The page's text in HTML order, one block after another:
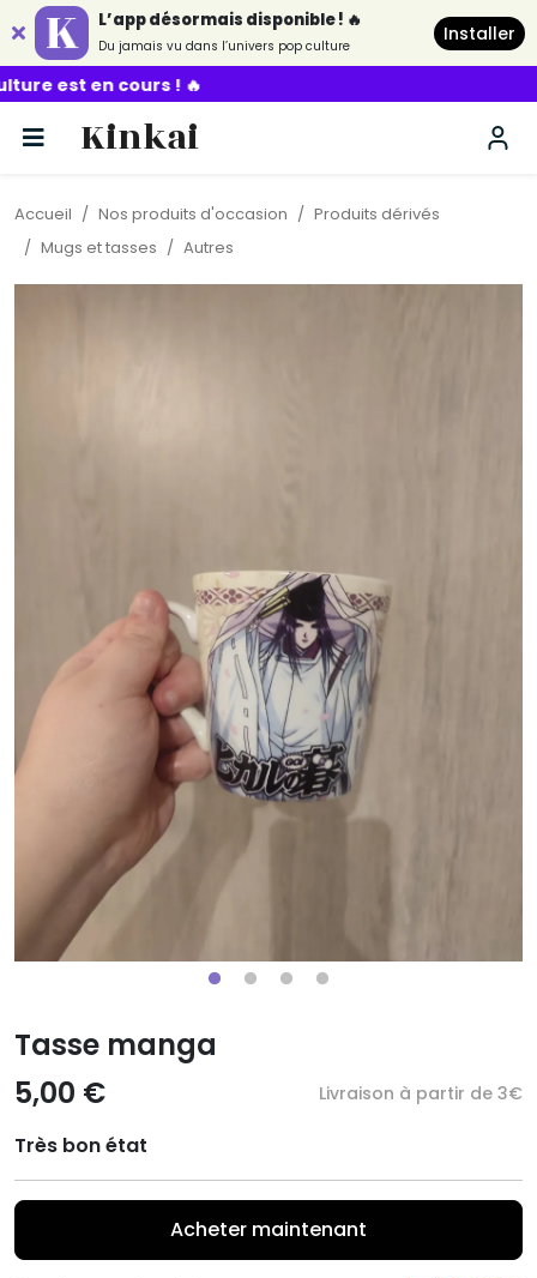
L’app désormais disponible ! 🔥
Du jamais vu dans l’univers pop culture
Installer
🔥
Kinkai
Accueil Nos produits d'occasion
Produits dérivés
Mugs et tasses
Autres
Tasse manga
5,00 €
Livraison à partir de 3€
Très bon état
Acheter maintenant